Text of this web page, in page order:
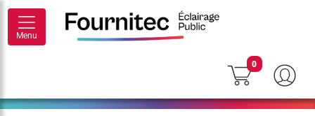
Menu
0